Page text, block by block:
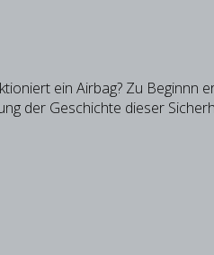
ein Airbag? Zu
der Geschichte dieser